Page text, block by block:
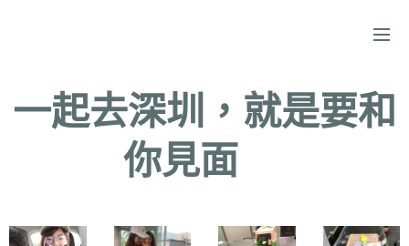
一起去深圳，就是要和
你見面❤️